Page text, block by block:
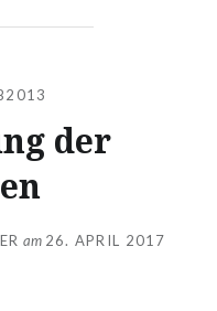
der
am 26. APRIL 2017